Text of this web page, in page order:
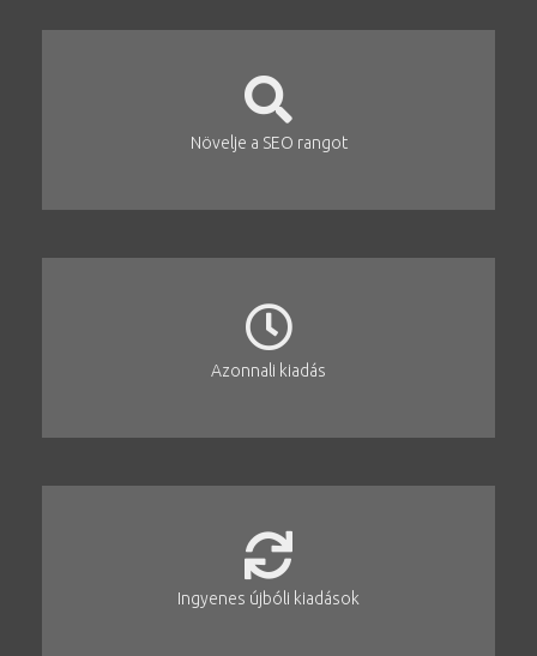
Növelje a SEO rangot
Azonnali kiadás
Ingyenes újbóli kiadások